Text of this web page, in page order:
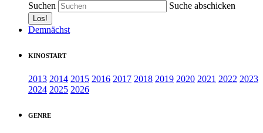
Suchen Suche abschicken
Demnächst
KINOSTART
2013 2014 2015 2016 2017 2018 2019 2020 2021 2022 2023
2024 2025 2026
GENRE